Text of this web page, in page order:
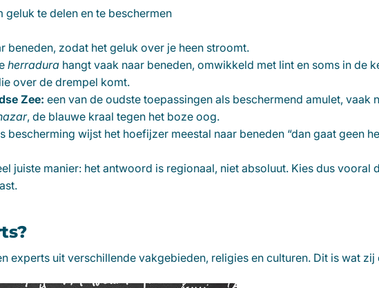
geluk te delen en te beschermen
beneden, zodat het geluk over je heen stroomt.
herradura hangt vaak naar beneden, omwikkeld met lint en soms in de
over de drempel komt.
Zee: een van de oudste toepassingen als beschermend amulet, vaak
, de blauwe kraal tegen het boze oog.
bescherming wijst het hoefijzer meestal naar beneden “dan gaat geen
juiste manier: het antwoord is regionaal, niet absoluut. Kies dus vooral
experts uit verschillende vakgebieden, religies en culturen. Dit is wat zij